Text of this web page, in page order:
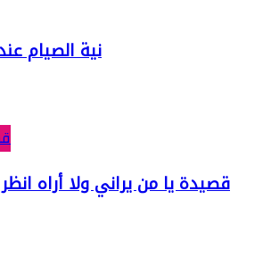
نية الصيام
قصيدة يا من يراني ولا أراه